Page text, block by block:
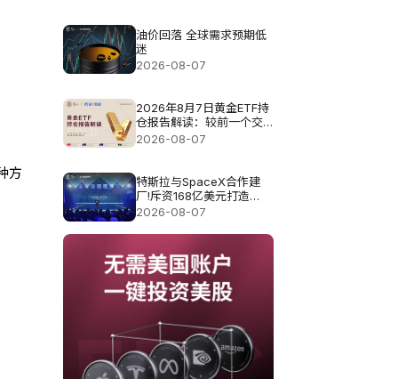
方
油价回落 全球需求预期低
迷
2026-08-07
2026年8月7日黄金ETF持
仓报告解读：较前一个交
易日增加0.571吨
2026-08-07
特斯拉与SpaceX合作建
厂!斥资168亿美元打造
Terafab基地
2026-08-07